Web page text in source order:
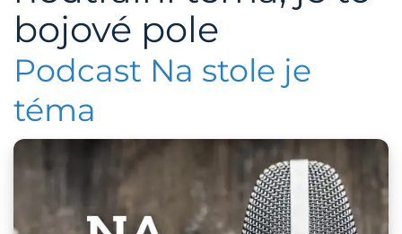
bojové pole
Podcast Na stole je
téma